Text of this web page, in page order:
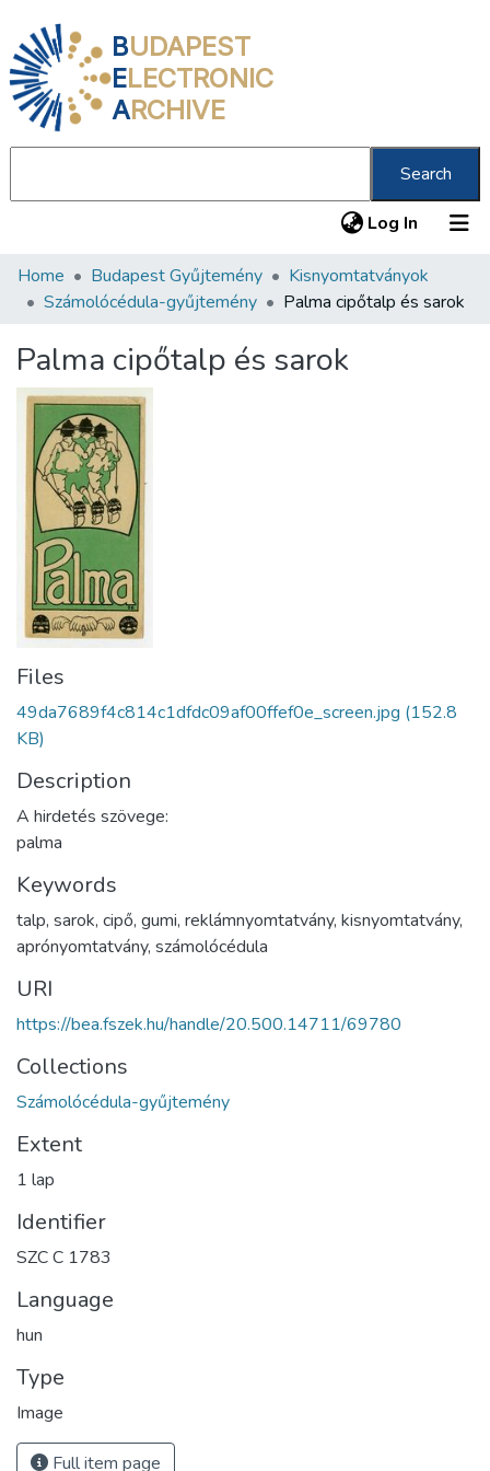
BUDAPEST
ELECTRONIC
ARCHIVE
Search
Log In (current)
Communities & Collections
Statistics
About us
Home Budapest Gyűjtemény
Kisnyomtatványok
Számolócédula-gyűjtemény
Palma cipőtalp és sarok
Palma cipőtalp és sarok
Files
49da7689f4c814c1dfdc09af00ffef0e_screen.jpg (152.8
KB)
Description
A hirdetés szövege:
palma
Keywords
talp, sarok, cipő, gumi, reklámnyomtatvány, kisnyomtatvány,
aprónyomtatvány, számolócédula
URI
https://bea.fszek.hu/handle/20.500.14711/69780
Collections
Számolócédula-gyűjtemény
Extent
1 lap
Identifier
SZC C 1783
Language
hun
Type
Image
Full item page